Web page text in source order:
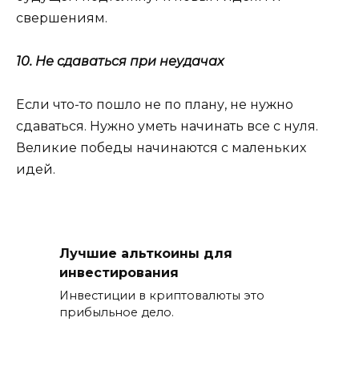
свершениям.
10. Не сдаваться при неудачах
Если что-то пошло не по плану, не нужно
сдаваться. Нужно уметь начинать все с нуля.
Великие победы начинаются с маленьких
идей.
Лучшие альткоины для
инвестирования
Инвестиции в криптовалюты это
прибыльное дело.